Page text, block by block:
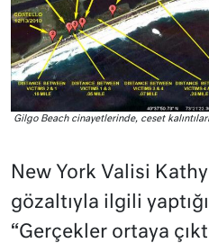
Gilgo Beach cinayetlerinde, ceset
New York Valisi
gözaltıyla ilgili
“Gerçekler ortaya